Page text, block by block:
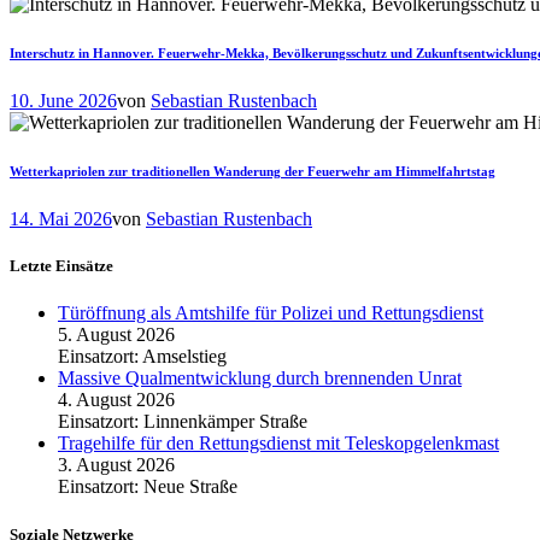
Interschutz in Hannover. Feuerwehr-Mekka, Bevölkerungsschutz und
10. June 2026von Sebastian Rustenbach
Wetterkapriolen zur traditionellen Wanderung der Feuerwehr am Himmelfahrtstag
14. Mai 2026von Sebastian Rustenbach
Letzte Einsätze
Türöffnung als Amtshilfe für Polizei und Rettungsdienst
5. August 2026
Einsatzort: Amselstieg
Massive Qualmentwicklung durch brennenden Unrat
4. August 2026
Einsatzort: Linnenkämper Straße
Tragehilfe für den Rettungsdienst mit Teleskopgelenkmast
3. August 2026
Einsatzort: Neue Straße
Soziale Netzwerke